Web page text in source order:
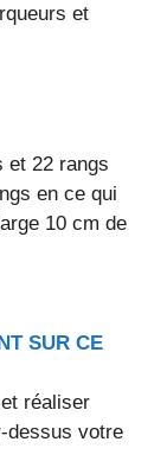
et
et 22 rangs
en ce qui
10 cm de
SUR CE
réaliser
dessus votre